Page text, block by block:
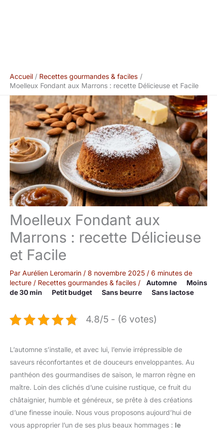
Accueil
Recettes gourmandes & faciles
Moelleux Fondant aux Marrons : recette Délicieuse et Facile
Moelleux Fondant aux
Marrons : recette Délicieuse
et Facile
Par Aurélien Leromarin / 8 novembre 2025 / 6 minutes de
lecture / Recettes gourmandes & faciles / Automne
Moins
de 30 min
Petit budget Sans beurre Sans lactose
4.8/5 - (6 votes)
L’automne s’installe, et avec lui, l’envie irrépressible de
saveurs réconfortantes et de douceurs enveloppantes. Au
panthéon des gourmandises de saison, le marron règne en
maître. Loin des clichés d’une cuisine rustique, ce fruit du
châtaignier, humble et généreux, se prête à des créations
d’une finesse inouïe. Nous vous proposons aujourd’hui de
vous approprier l’un de ses plus beaux hommages : le